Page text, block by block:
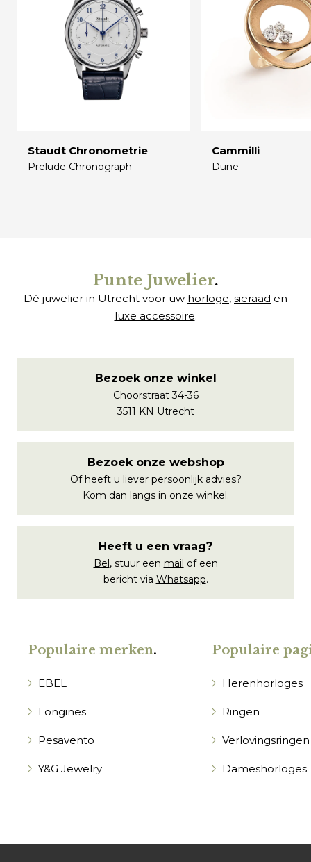
Staudt Chronometrie
Prelude Chronograph
Cammilli
Dune
Punte Juwelier.
Dé juwelier in Utrecht voor uw horloge, sieraad en
luxe accessoire.
Bezoek onze winkel
Choorstraat 34-36
3511 KN Utrecht
Bezoek onze webshop
Of heeft u liever persoonlijk advies?
Kom dan langs in onze winkel.
Heeft u een vraag?
Bel, stuur een mail of een
bericht via Whatsapp.
Populaire merken.
EBEL
Longines
Pesavento
Y&G Jewelry
Populaire
Herenhorloges
Ringen
Verlovingsringen
Dameshorloges